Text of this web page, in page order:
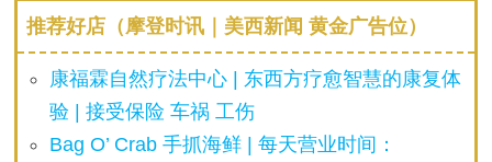
推荐好店（摩登时讯｜美西新闻 黄金广告位）
康福霖自然疗法中心 | 东西方疗愈智慧的康复体
验 | 接受保险 车祸 工伤
Bag O’ Crab 手抓海鲜 | 每天营业时间：